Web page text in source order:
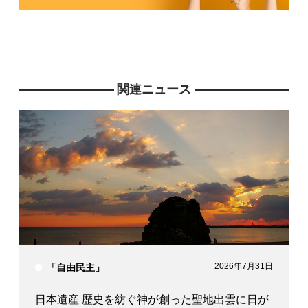
関連ニュース
「自由民主」 2026年7月31日
日本遺産 歴史を紡ぐ神が創った聖地出雲に日が